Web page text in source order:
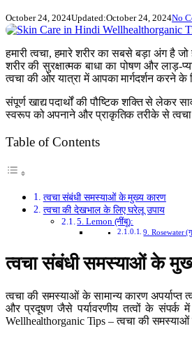
October 24, 2024Updated:October 24, 2024No
हमारी त्वचा, हमारे शरीर का सबसे बड़ा अंग है
शरीर की सुरक्षात्मक बाधा का पोषण और
त्वचा की ओर यात्रा में आपका मार्गदर्शन करने
संपूर्ण खाद्य पदार्थों की पौष्टिक शक्ति से
स्वरूप को अपनाने और प्राकृतिक तरीके से त्वचा
Table of Contents
त्वचा संबंधी समस्याओं के मुख्य कारण
त्वचा की देखभाल के लिए घरेलू उपाय
5. Lemon (नींबू):
9. Rosewater
त्वचा संबंधी समस्याओं के
त्वचा की समस्याओं के सामान्य कारण अपर्याप्त
और प्रदूषण जैसे पर्यावरणीय तत्वों के
Wellhealthorganic Tips – त्वचा की